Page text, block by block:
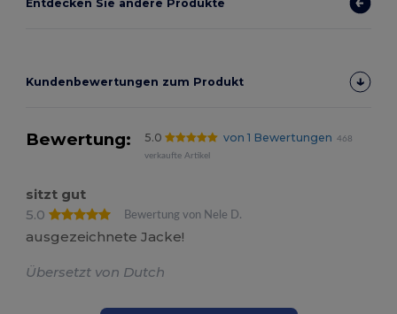
Entdecken Sie andere Produkte
Kundenbewertungen zum Produkt
Bewertung: 5.0 von 1 Bewertungen
468
verkaufte Artikel
sitzt gut
5.0
Bewertung von Nele D.
ausgezeichnete Jacke!
Übersetzt von Dutch